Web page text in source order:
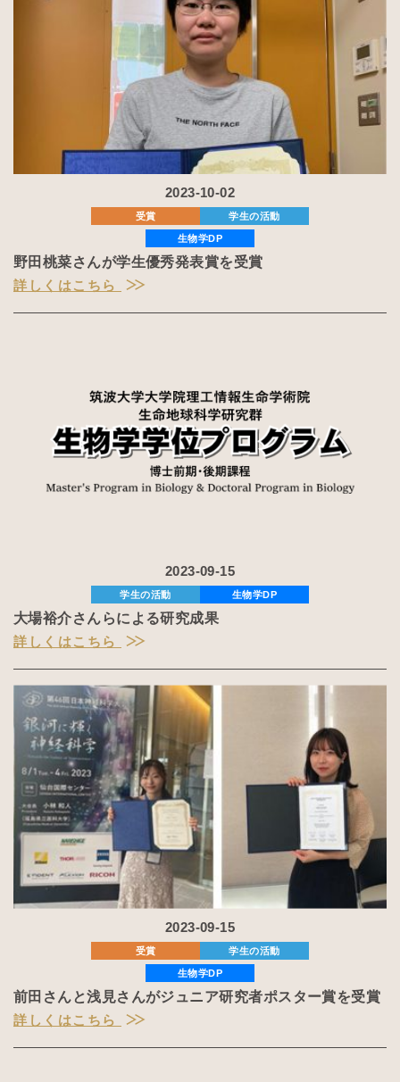
2023-10-02
受賞 学生の活動
生物学DP
野田桃菜さんが学生優秀発表賞を受賞
詳しくはこちら
2023-09-15
学生の活動 生物学DP
大場裕介さんらによる研究成果
詳しくはこちら
2023-09-15
受賞 学生の活動
生物学DP
前田さんと浅見さんがジュニア研究者ポスター賞を受賞
詳しくはこちら